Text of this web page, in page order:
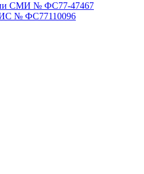
СМИ № ФС77-47467
№ ФС77110096